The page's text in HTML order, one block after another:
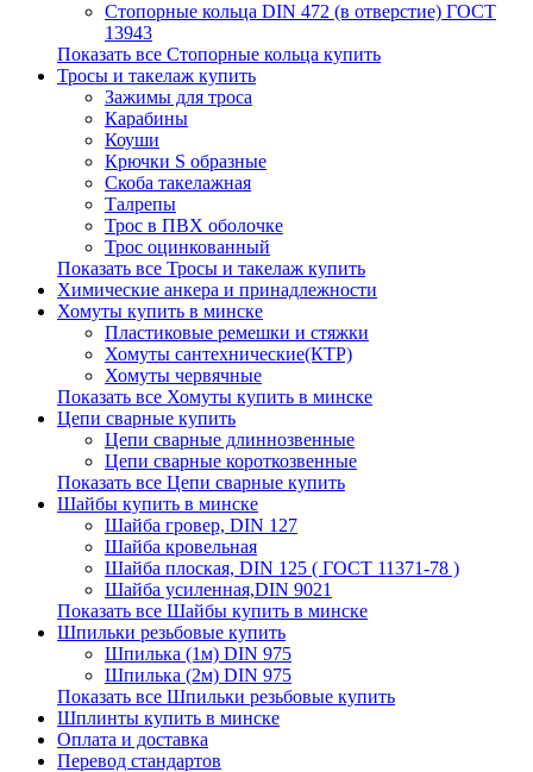
Стопорные кольца DIN 472 (в отверстие) ГОСТ
13943
Показать все Стопорные кольца купить
Тросы и такелаж купить
Зажимы для троса
Карабины
Коуши
Крючки S образные
Скоба такелажная
Талрепы
Трос в ПВХ оболочке
Трос оцинкованный
Показать все Тросы и такелаж купить
Химические анкера и принадлежности
Хомуты купить в минске
Пластиковые ремешки и стяжки
Хомуты сантехнические(КТР)
Хомуты червячные
Показать все Хомуты купить в минске
Цепи сварные купить
Цепи сварные длиннозвенные
Цепи сварные короткозвенные
Показать все Цепи сварные купить
Шайбы купить в минске
Шайба гровер, DIN 127
Шайба кровельная
Шайба плоская, DIN 125 ( ГОСТ 11371-78 )
Шайба усиленная,DIN 9021
Показать все Шайбы купить в минске
Шпильки резьбовые купить
Шпилька (1м) DIN 975
Шпилька (2м) DIN 975
Показать все Шпильки резьбовые купить
Шплинты купить в минске
Оплата и доставка
Перевод стандартов